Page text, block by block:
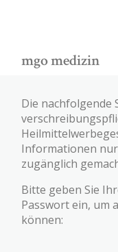
mgo medizin
Die
Informationen nur
zugänglich
Bitte geben Sie
Passwort ein, um
können: